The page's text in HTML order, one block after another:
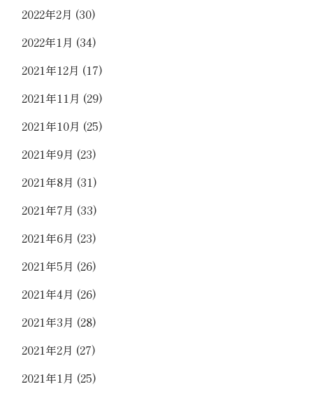
2022年2月 (30)
2022年1月 (34)
2021年12月 (17)
2021年11月 (29)
2021年10月 (25)
2021年9月 (23)
2021年8月 (31)
2021年7月 (33)
2021年6月 (23)
2021年5月 (26)
2021年4月 (26)
2021年3月 (28)
2021年2月 (27)
2021年1月 (25)